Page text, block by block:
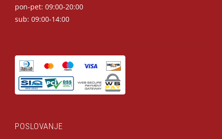
pon-pet: 09:00-20:00
sub: 09:00-14:00
POSLOVANJE